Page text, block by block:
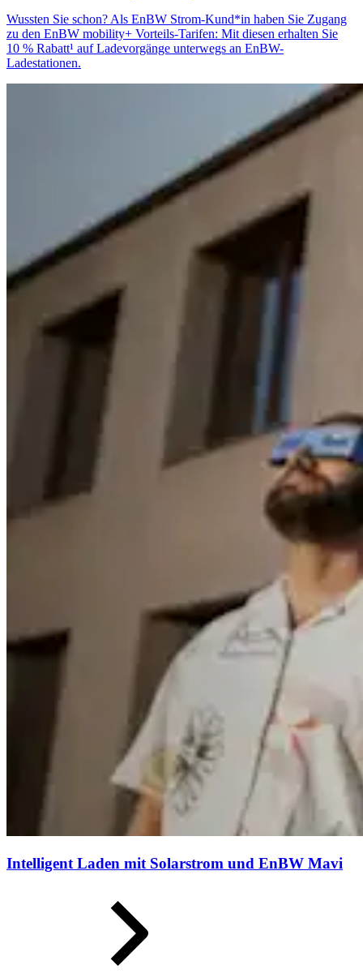
Wussten Sie schon? Als EnBW Strom-Kund*in haben Sie Zugang
zu den EnBW mobility+ Vorteils-Tarifen: Mit diesen erhalten Sie
10 % Rabatt¹ auf Ladevorgänge unterwegs an EnBW-
Ladestationen.
Intelligent Laden mit Solarstrom und EnBW Mavi